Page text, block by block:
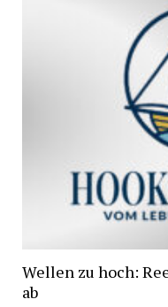
Wellen zu hoch:
ab